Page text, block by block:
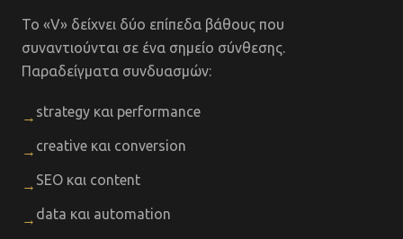
Το «V» δείχνει δύο επίπεδα βάθους που
συναντιούνται σε ένα σημείο σύνθεσης.
Παραδείγματα συνδυασμών:
→ strategy και performance
→ creative και conversion
→ SEO και content
→ data και automation